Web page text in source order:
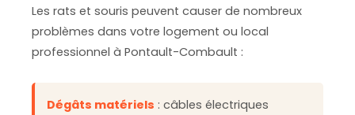
Les rats et souris peuvent causer de nombreux
problèmes dans votre logement ou local
professionnel à Pontault-Combault :
Dégâts matériels : câbles électriques